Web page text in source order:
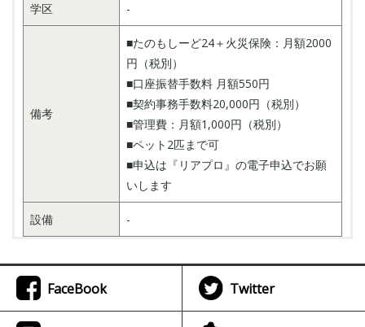
学区 -
備考
■たのもしーど24＋火災保険：月額2000
円（税別）
■口座振替手数料 月額550円
■契約事務手数料20,000円（税別）
■管理費：月額1,000円（税別）
■ペット2匹まで可
■申込は『リアプロ』の電子申込でお願
いします
設備 -
FaceBook Twitter